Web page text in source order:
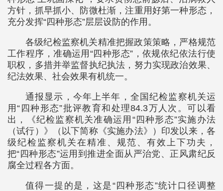
方针，抓早抓小、防微杜渐，注重用好第一种形态，
充分发挥“四种形态”层层设防的作用。
各级纪检监察机关精准把握政策策略，严格规范
工作程序，准确运用“四种形态”，依规依纪依法行使
职权，多措并举监督执纪执法，努力实现政治效果、
纪法效果、社会效果有机统一。
通报显示，今年上半年，全国纪检监察机关运
用“四种形态”批评教育和处理84.3万人次。可以看
出，《纪检监察机关准确运用“四种形态”实施办法
（试行）》（以下简称《实施办法》）印发以来，各
级纪检监察机关在精准、规范、有效上下功夫，
把“四种形态”运用到推进全面从严治党、正风肃纪反
腐全过程各方面。
值得一提的是，这是“四种形态”统计口径调整